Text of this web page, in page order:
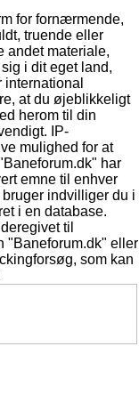
for fornærmende,
truende eller
andet materiale,
i dit eget land,
at du øjeblikkeligt
herom til din
IP-
mulighed for at
har
emne til enhver
indvilliger du i
i en database.
til
"Baneforum.dk" eller
som kan